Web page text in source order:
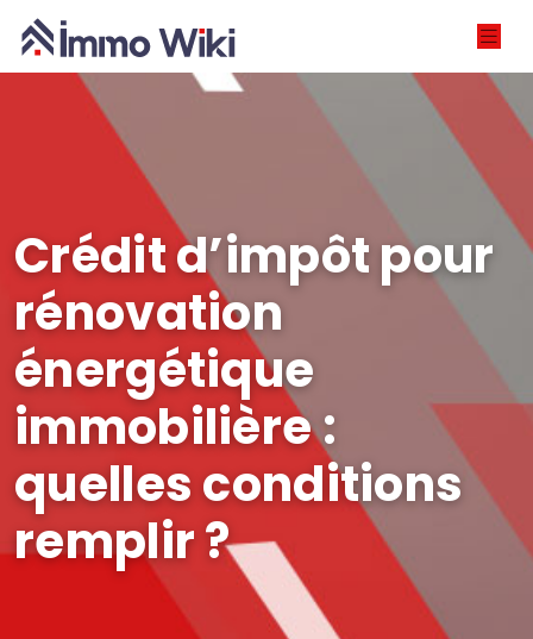
Crédit d’impôt pour
rénovation
énergétique
immobilière :
quelles conditions
remplir ?